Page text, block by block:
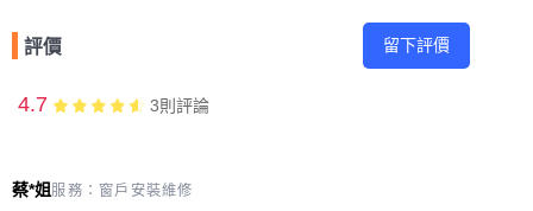
評價 留下評價
4.7 3則評論
蔡*姐 服務： 窗戶安裝維修